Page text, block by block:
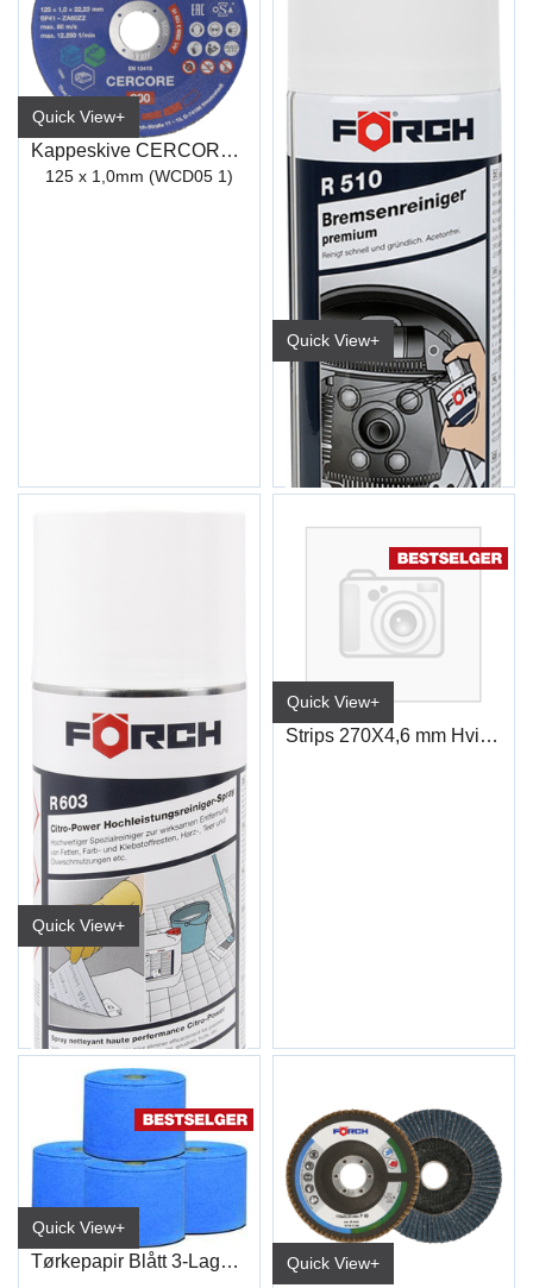
Quick View+
Kappeskive CERCORE 900 stål/inox
125 x 1,0mm (WCD05 1)
Quick View+
Bremserens Premium R510 600ml
6116 0914/No (15/kart)
Quick View+
Sitrusrens CITR-POWER R603 500ml
Quick View+
Strips 270X4,6 mm Hvit (100)
Quick View+
Tørkepapir Blått 3-Lags 38x36cm (1000) Quick View+